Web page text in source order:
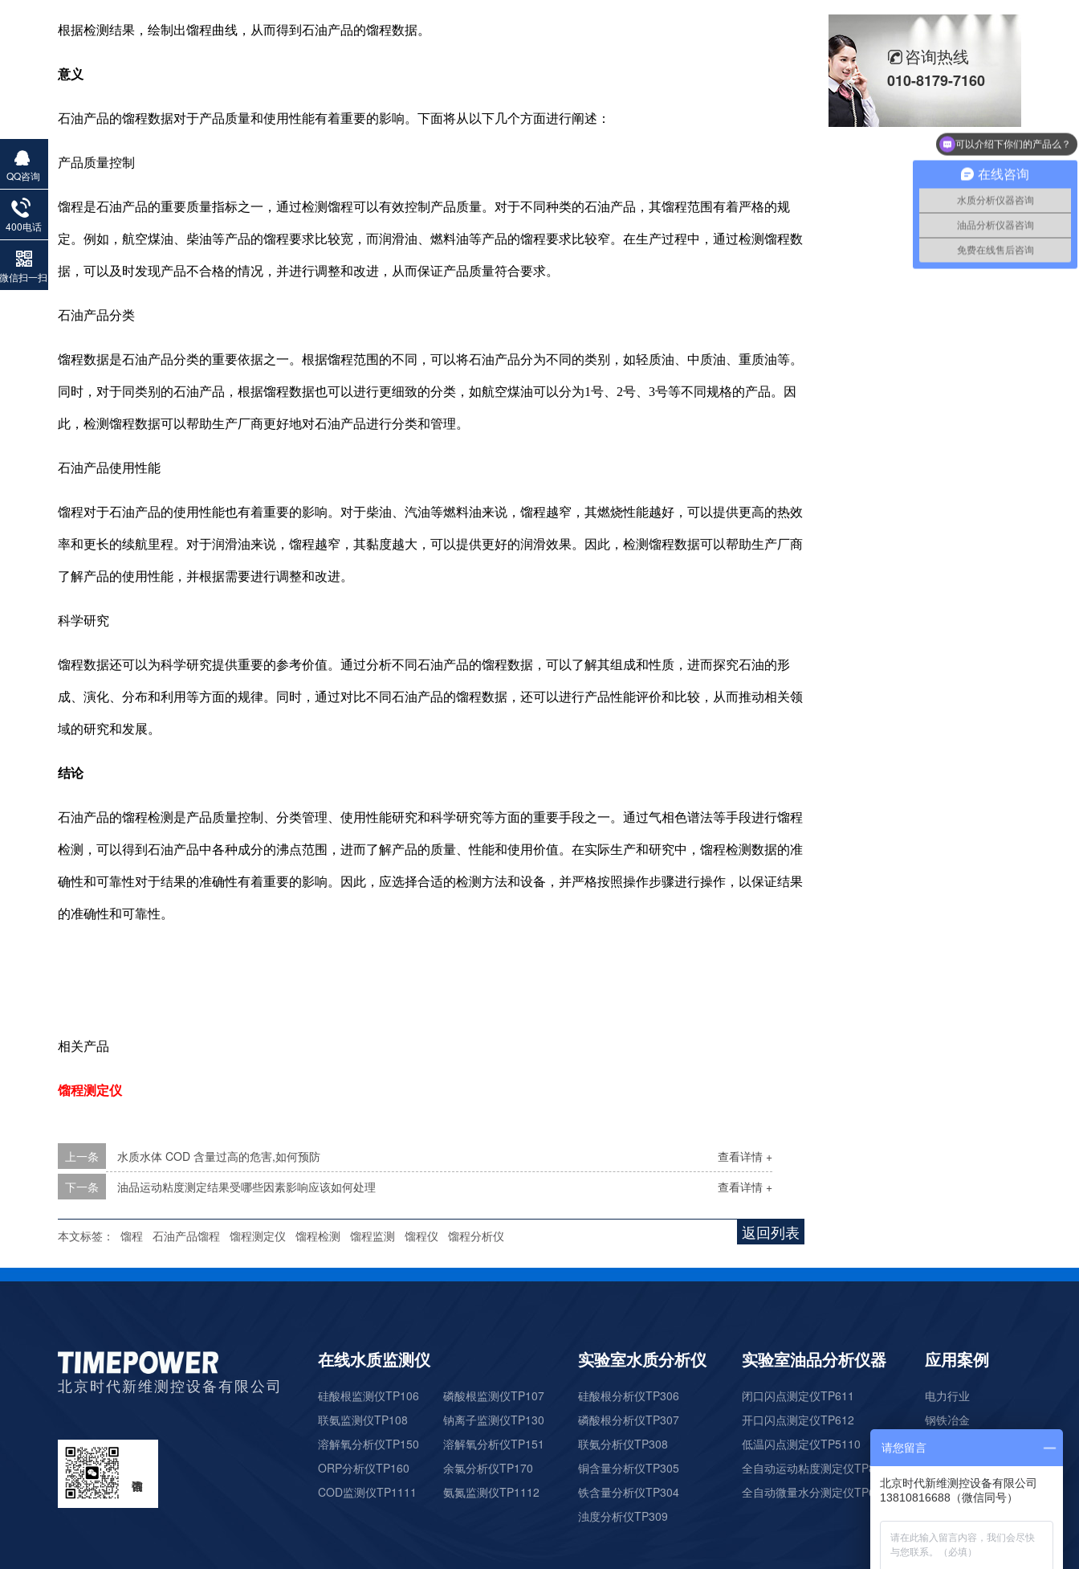
根据检测结果，绘制出馏程曲线，从而得到石油产品的馏程数据。
意义
石油产品的馏程数据对于产品质量和使用性能有着重要的影响。下面将从以下几个方面进行阐述：
产品质量控制
馏程是石油产品的重要质量指标之一，通过检测馏程可以有效控制产品质量。对于不同种类的石油产品，其馏程范围有着严格的规
定。例如，航空煤油、柴油等产品的馏程要求比较宽，而润滑油、燃料油等产品的馏程要求比较窄。在生产过程中，通过检测馏程数
据，可以及时发现产品不合格的情况，并进行调整和改进，从而保证产品质量符合要求。
石油产品分类
馏程数据是石油产品分类的重要依据之一。根据馏程范围的不同，可以将石油产品分为不同的类别，如轻质油、中质油、重质油等。
同时，对于同类别的石油产品，根据馏程数据也可以进行更细致的分类，如航空煤油可以分为1号、2号、3号等不同规格的产品。因
此，检测馏程数据可以帮助生产厂商更好地对石油产品进行分类和管理。
石油产品使用性能
馏程对于石油产品的使用性能也有着重要的影响。对于柴油、汽油等燃料油来说，馏程越窄，其燃烧性能越好，可以提供更高的热效
率和更长的续航里程。对于润滑油来说，馏程越窄，其黏度越大，可以提供更好的润滑效果。因此，检测馏程数据可以帮助生产厂商
了解产品的使用性能，并根据需要进行调整和改进。
科学研究
馏程数据还可以为科学研究提供重要的参考价值。通过分析不同石油产品的馏程数据，可以了解其组成和性质，进而探究石油的形
成、演化、分布和利用等方面的规律。同时，通过对比不同石油产品的馏程数据，还可以进行产品性能评价和比较，从而推动相关领
域的研究和发展。
结论
石油产品的馏程检测是产品质量控制、分类管理、使用性能研究和科学研究等方面的重要手段之一。通过气相色谱法等手段进行馏程
检测，可以得到石油产品中各种成分的沸点范围，进而了解产品的质量、性能和使用价值。在实际生产和研究中，馏程检测数据的准
确性和可靠性对于结果的准确性有着重要的影响。因此，应选择合适的检测方法和设备，并严格按照操作步骤进行操作，以保证结果
的准确性和可靠性。
相关产品
馏程测定仪
查看详情 +
上一条
水质水体 COD 含量过高的危害,如何预防
查看详情 +
下一条 油品运动粘度测定结果受哪些因素影响应该如何处理
返回列表
本文标签： 馏程 石油产品馏程 馏程测定仪 馏程检测 馏程监测 馏程仪 馏程分析仪
钠离子监测仪TP1300
咨询热线
010-8179-7160
北京时代新维测控设备有限公司
在线水质监测仪
硅酸根监测仪TP106
磷酸根监测仪TP107
联氨监测仪TP108
钠离子监测仪TP130
溶解氧分析仪TP150
溶解氧分析仪TP151
ORP分析仪TP160
余氯分析仪TP170
COD监测仪TP1111
氨氮监测仪TP1112
实验室水质分析仪
硅酸根分析仪TP306
磷酸根分析仪TP307
联氨分析仪TP308
铜含量分析仪TP305
铁含量分析仪TP304
浊度分析仪TP309
实验室油品分析仪器
闭口闪点测定仪TP611
开口闪点测定仪TP612
低温闪点测定仪TP5110
全自动运动粘度测定仪TP825
全自动微量水分测定仪TP653
应用案例
电力行业
钢铁冶金
石油化工
科研院所
环保行业
QQ咨询
400电话
微信扫一扫
在线咨询
水质分析仪器咨询
油品分析仪器咨询
免费在线售后咨询
可以介绍下你们的产品么？
请您留言
北京时代新维测控设备有限公司
13810816688（微信同号）